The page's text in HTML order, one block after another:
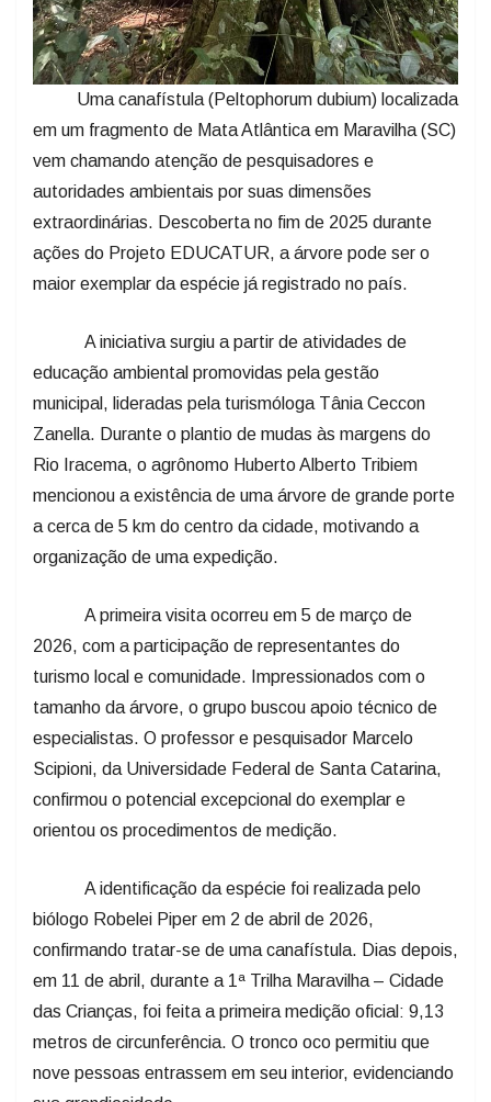
Uma canafístula (Peltophorum dubium) localizada
em um fragmento de Mata Atlântica em Maravilha (SC)
vem chamando atenção de pesquisadores e
autoridades ambientais por suas dimensões
extraordinárias. Descoberta no fim de 2025 durante
ações do Projeto EDUCATUR, a árvore pode ser o
maior exemplar da espécie já registrado no país.
A iniciativa surgiu a partir de atividades de
educação ambiental promovidas pela gestão
municipal, lideradas pela turismóloga Tânia Ceccon
Zanella. Durante o plantio de mudas às margens do
Rio Iracema, o agrônomo Huberto Alberto Tribiem
mencionou a existência de uma árvore de grande porte
a cerca de 5 km do centro da cidade, motivando a
organização de uma expedição.
A primeira visita ocorreu em 5 de março de
2026, com a participação de representantes do
turismo local e comunidade. Impressionados com o
tamanho da árvore, o grupo buscou apoio técnico de
especialistas. O professor e pesquisador Marcelo
Scipioni, da Universidade Federal de Santa Catarina,
confirmou o potencial excepcional do exemplar e
orientou os procedimentos de medição.
A identificação da espécie foi realizada pelo
biólogo Robelei Piper em 2 de abril de 2026,
confirmando tratar-se de uma canafístula. Dias depois,
em 11 de abril, durante a 1ª Trilha Maravilha – Cidade
das Crianças, foi feita a primeira medição oficial: 9,13
metros de circunferência. O tronco oco permitiu que
nove pessoas entrassem em seu interior, evidenciando